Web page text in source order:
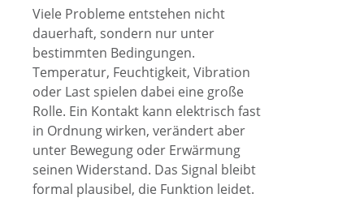
Viele Probleme entstehen nicht
dauerhaft, sondern nur unter
bestimmten Bedingungen.
Temperatur, Feuchtigkeit, Vibration
oder Last spielen dabei eine große
Rolle. Ein Kontakt kann elektrisch fast
in Ordnung wirken, verändert aber
unter Bewegung oder Erwärmung
seinen Widerstand. Das Signal bleibt
formal plausibel, die Funktion leidet.